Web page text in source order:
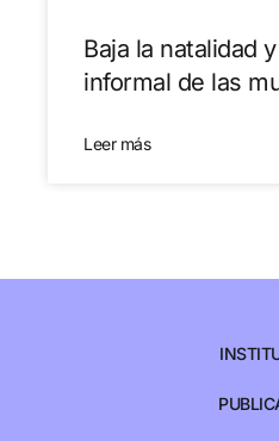
Baja la natalidad
informal de las
Leer más